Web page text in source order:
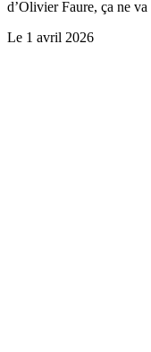
d’Olivier Faure, ça ne
Le 1 avril 2026